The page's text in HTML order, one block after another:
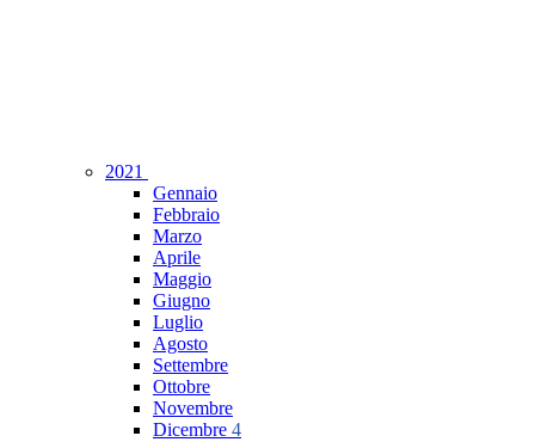
2021
Gennaio
Febbraio
Marzo
Aprile
Maggio
Giugno
Luglio
Agosto
Settembre
Ottobre
Novembre
Dicembre 4